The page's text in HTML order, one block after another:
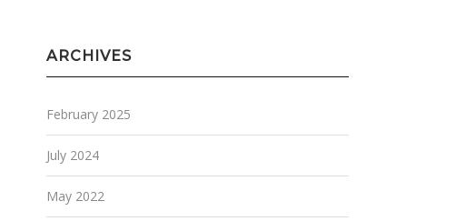
ARCHIVES
February 2025
July 2024
May 2022